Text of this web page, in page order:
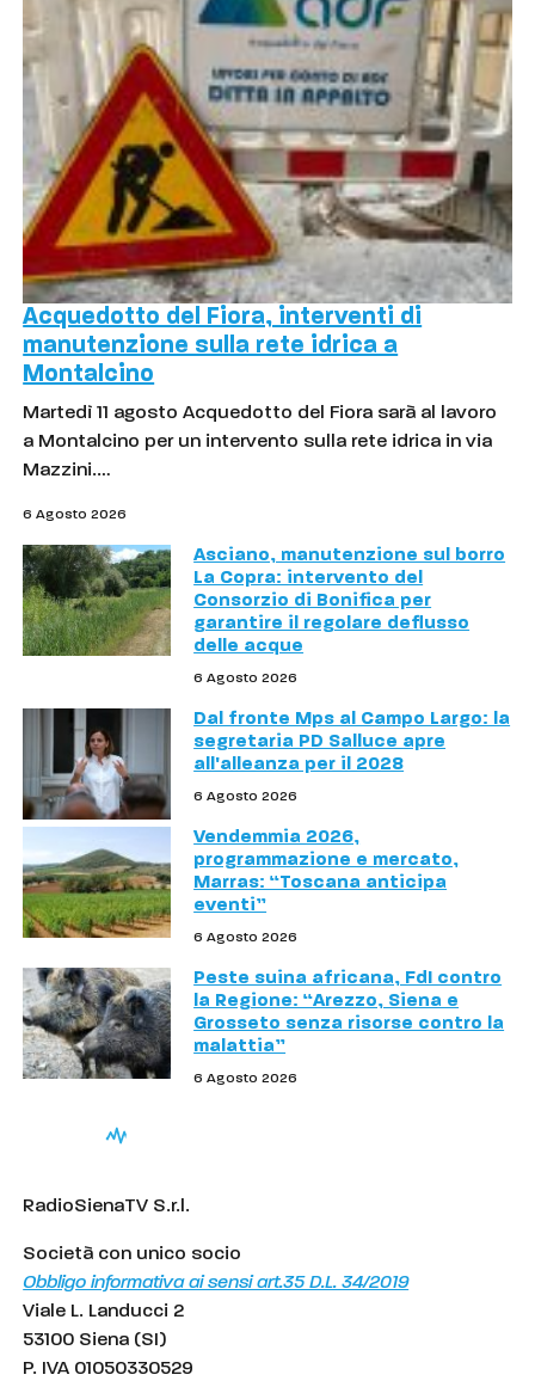
Acquedotto del Fiora, interventi di
manutenzione sulla rete idrica a
Montalcino
Martedì 11 agosto Acquedotto del Fiora sarà al lavoro
a Montalcino per un intervento sulla rete idrica in via
Mazzini.…
6 Agosto 2026
Asciano, manutenzione sul borro
La Copra: intervento del
Consorzio di Bonifica per
garantire il regolare deflusso
delle acque
6 Agosto 2026
Dal fronte Mps al Campo Largo: la
segretaria PD Salluce apre
all'alleanza per il 2028
6 Agosto 2026
Vendemmia 2026,
programmazione e mercato,
Marras: “Toscana anticipa
eventi”
6 Agosto 2026
Peste suina africana, FdI contro
la Regione: “Arezzo, Siena e
Grosseto senza risorse contro la
malattia”
6 Agosto 2026
RadioSienaTV S.r.l.
Società con unico socio
Obbligo informativa ai sensi art.35 D.L. 34/2019
Viale L. Landucci 2
53100 Siena (SI)
P. IVA 01050330529